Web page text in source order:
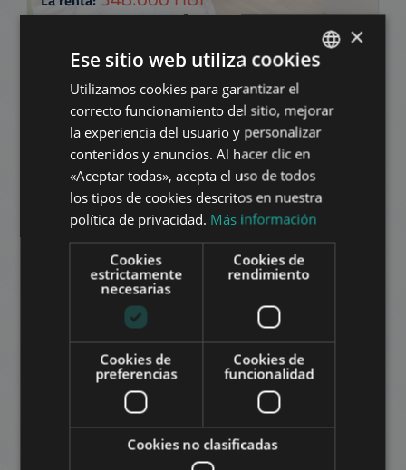
Distrito 13 • Studio • 31 m2
AÑADIR A LA LISTA
XIII. KERÜLET ORSZÁGBÍRÓ UTCA
La renta:450.000 HUF
Distrito 13 • 2 dormitorios • 45 m
AÑADIR A LA LISTA
ENGLISH
HUNGARIAN
FRENCH
SPANISH
RUSSIAN
×
Ese sitio web utiliza cookies
Utilizamos cookies para garantizar el
correcto funcionamiento del sitio, mejorar
la experiencia del usuario y personalizar
contenidos y anuncios. Al hacer clic en
«Aceptar todas», acepta el uso de todos
los tipos de cookies descritos en nuestra
política de privacidad. Más información
Cookies
estrictamente
necesarias
Cookies de
rendimiento
Cookies de
preferencias
Cookies de
funcionalidad
Cookies no clasificadas